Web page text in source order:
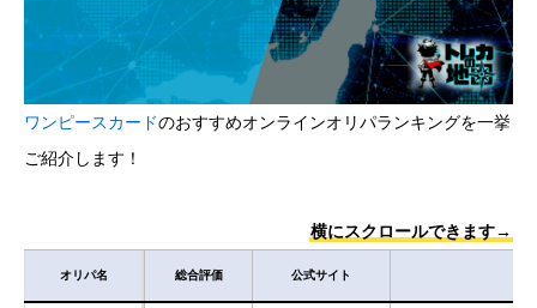
ワンピースカードのおすすめオンラインオリパランキングを一挙
ご紹介します！
横にスクロールできます→
オリパ名 総合評価 公式サイト